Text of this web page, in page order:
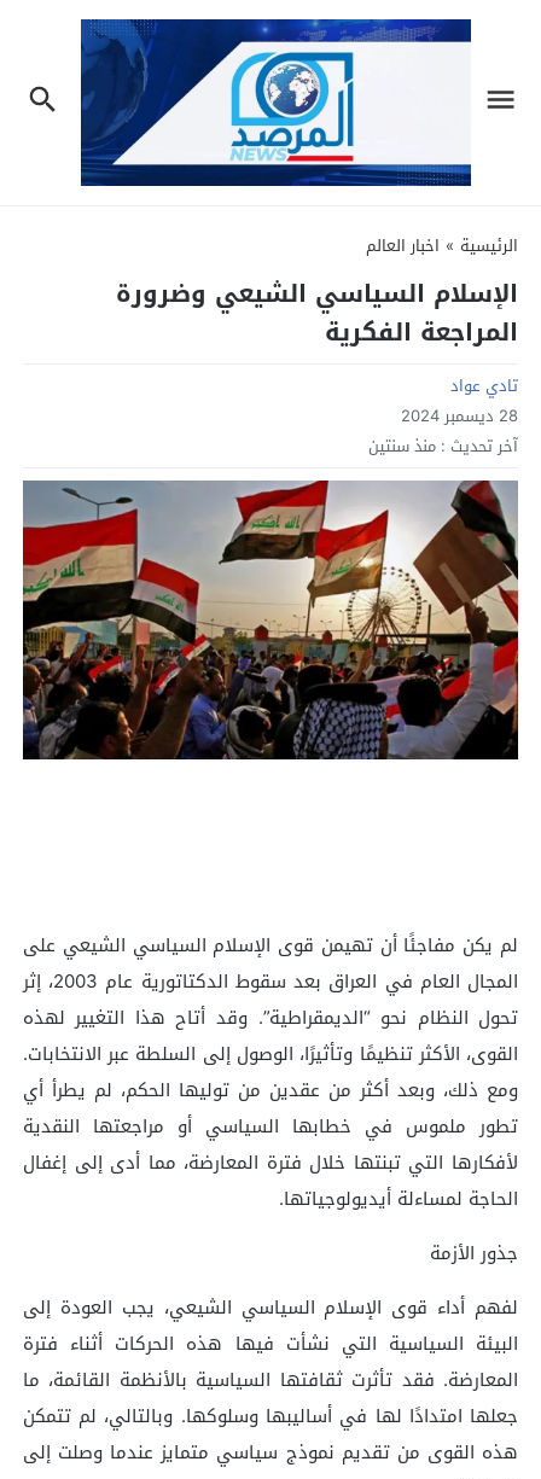
الرئيسية » اخبار العالم
الإسلام السياسي الشيعي وضرورة
المراجعة الفكرية
تادي عواد
28 ديسمبر 2024
آخر تحديث : منذ سنتين
لم يكن مفاجئًا أن تهيمن قوى الإسلام السياسي الشيعي على
المجال العام في العراق بعد سقوط الدكتاتورية عام 2003، إثر
تحول النظام نحو “الديمقراطية”. وقد أتاح هذا التغيير لهذه
القوى، الأكثر تنظيمًا وتأثيرًا، الوصول إلى السلطة عبر الانتخابات.
ومع ذلك، وبعد أكثر من عقدين من توليها الحكم، لم يطرأ أي
تطور ملموس في خطابها السياسي أو مراجعتها النقدية
لأفكارها التي تبنتها خلال فترة المعارضة، مما أدى إلى إغفال
الحاجة لمساءلة أيديولوجياتها.
جذور الأزمة
لفهم أداء قوى الإسلام السياسي الشيعي، يجب العودة إلى
البيئة السياسية التي نشأت فيها هذه الحركات أثناء فترة
المعارضة. فقد تأثرت ثقافتها السياسية بالأنظمة القائمة، ما
جعلها امتدادًا لها في أساليبها وسلوكها. وبالتالي، لم تتمكن
هذه القوى من تقديم نموذج سياسي متمايز عندما وصلت إلى